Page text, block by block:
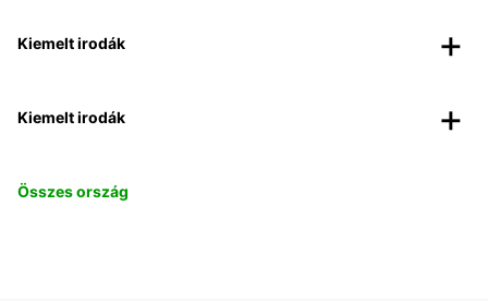
Kiemelt irodák
Kiemelt irodák
Összes ország